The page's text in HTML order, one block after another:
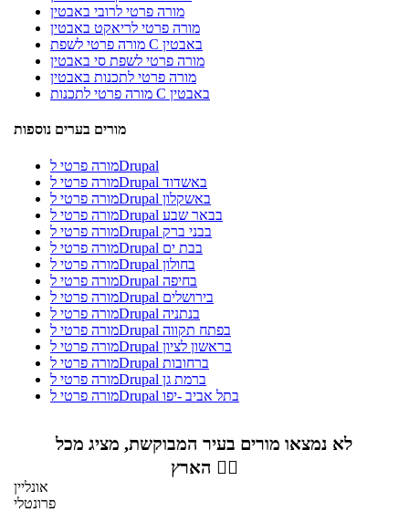
מורה פרטי לרובי באבטין
מורה פרטי לריאקט באבטין
מורה פרטי לשפת C באבטין
מורה פרטי לשפת סי באבטין
מורה פרטי לתכנות באבטין
מורה פרטי לתכנות C באבטין
מורים בערים נוספות
מורה פרטי לDrupal
מורה פרטי לDrupal באשדוד
מורה פרטי לDrupal באשקלון
מורה פרטי לDrupal בבאר שבע
מורה פרטי לDrupal בבני ברק
מורה פרטי לDrupal בבת ים
מורה פרטי לDrupal בחולון
מורה פרטי לDrupal בחיפה
מורה פרטי לDrupal בירושלים
מורה פרטי לDrupal בנתניה
מורה פרטי לDrupal בפתח תקווה
מורה פרטי לDrupal בראשון לציון
מורה פרטי לDrupal ברחובות
מורה פרטי לDrupal ברמת גן
מורה פרטי לDrupal בתל אביב -יפו
לא נמצאו מורים בעיר המבוקשת, מציג מכל
הארץ 👇🏼
אונליין
פרונטלי